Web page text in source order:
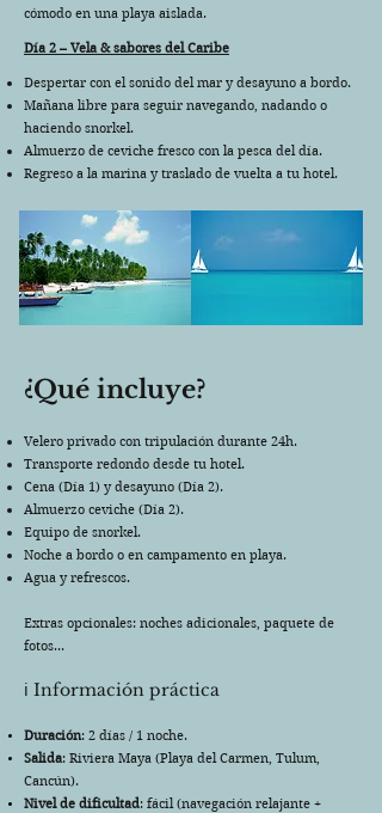
cómodo en una playa aislada.
Día 2 – Vela & sabores del Caribe
Despertar con el sonido del mar y desayuno a bordo.
Mañana libre para seguir navegando, nadando o
haciendo snorkel.
Almuerzo de ceviche fresco con la pesca del día.
Regreso a la marina y traslado de vuelta a tu hotel.
¿Qué incluye?
Velero privado con tripulación durante 24h.
Transporte redondo desde tu hotel.
Cena (Día 1) y desayuno (Día 2).
Almuerzo ceviche (Día 2).
Equipo de snorkel.
Noche a bordo o en campamento en playa.
Agua y refrescos.
Extras opcionales: noches adicionales, paquete de
fotos...
ℹ️ Información práctica
Duración: 2 días / 1 noche.
Salida: Riviera Maya (Playa del Carmen, Tulum,
Cancún).
Nivel de dificultad: fácil (navegación relajante +